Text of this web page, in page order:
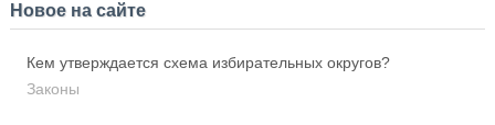
Новое на сайте
Кем утверждается схема избирательных округов?
Законы